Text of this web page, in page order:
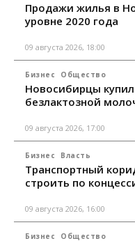
Продажи жилья в
уровне 2020 года
09 августа 2026, 18:00
Бизнес Общество
Новосибирцы
безлактозной
09 августа 2026, 17:00
Бизнес Власть
Транспортный
строить по
09 августа 2026, 16:00
Бизнес Общество